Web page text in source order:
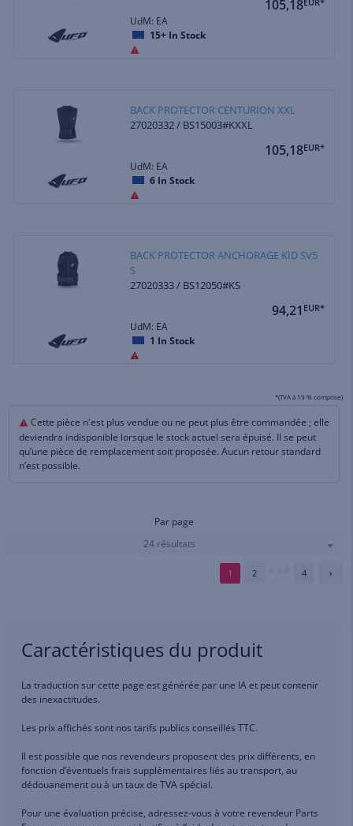
105,18
UdM: EA
15+ In Stock
BACK PROTECTOR CENTURION XXL
27020332 / BS15003#KXXL
105,18EUR*
UdM: EA
6 In Stock
BACK PROTECTOR ANCHORAGE KID SV5
S
27020333 / BS12050#KS
94,21 EUR*
UdM: EA
1 In Stock
*(TVA à 19 % comprise)
Cette pièce n'est plus vendue ou ne peut plus être commandée ; elle
deviendra indisponible lorsque le stock actuel sera épuisé. Il se peut
qu’une pièce de remplacement soit proposée. Aucun retour standard
n’est possible.
Par page
24 résultats
1 2 4
Caractéristiques du produit
La traduction sur cette page est générée par une IA et peut contenir
des inexactitudes.
Les prix affichés sont nos tarifs publics conseillés TTC.
Il est possible que nos revendeurs proposent des prix différents, en
fonction d’éventuels frais supplémentaires liés au transport, au
dédouanement ou à un taux de TVA spécial.
Pour une évaluation précise, adressez-vous à votre revendeur Parts